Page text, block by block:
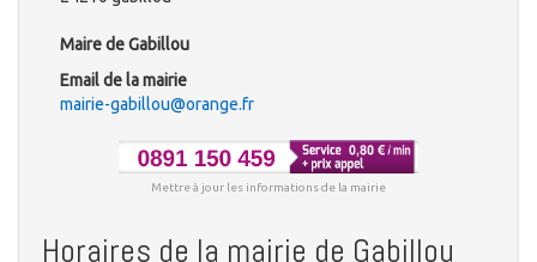
Maire de Gabillou
Email de la mairie
mairie-gabillou@orange.fr
Mettre à jour les informations de la mairie
Horaires de la mairie de Gabillou